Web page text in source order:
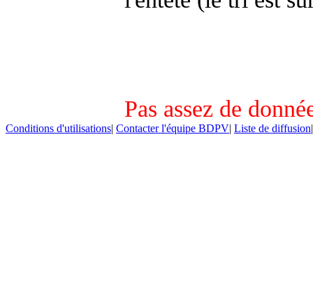
Pas assez de
Conditions d'utilisations| Contacter l'équipe BDPV| Liste de diffusion